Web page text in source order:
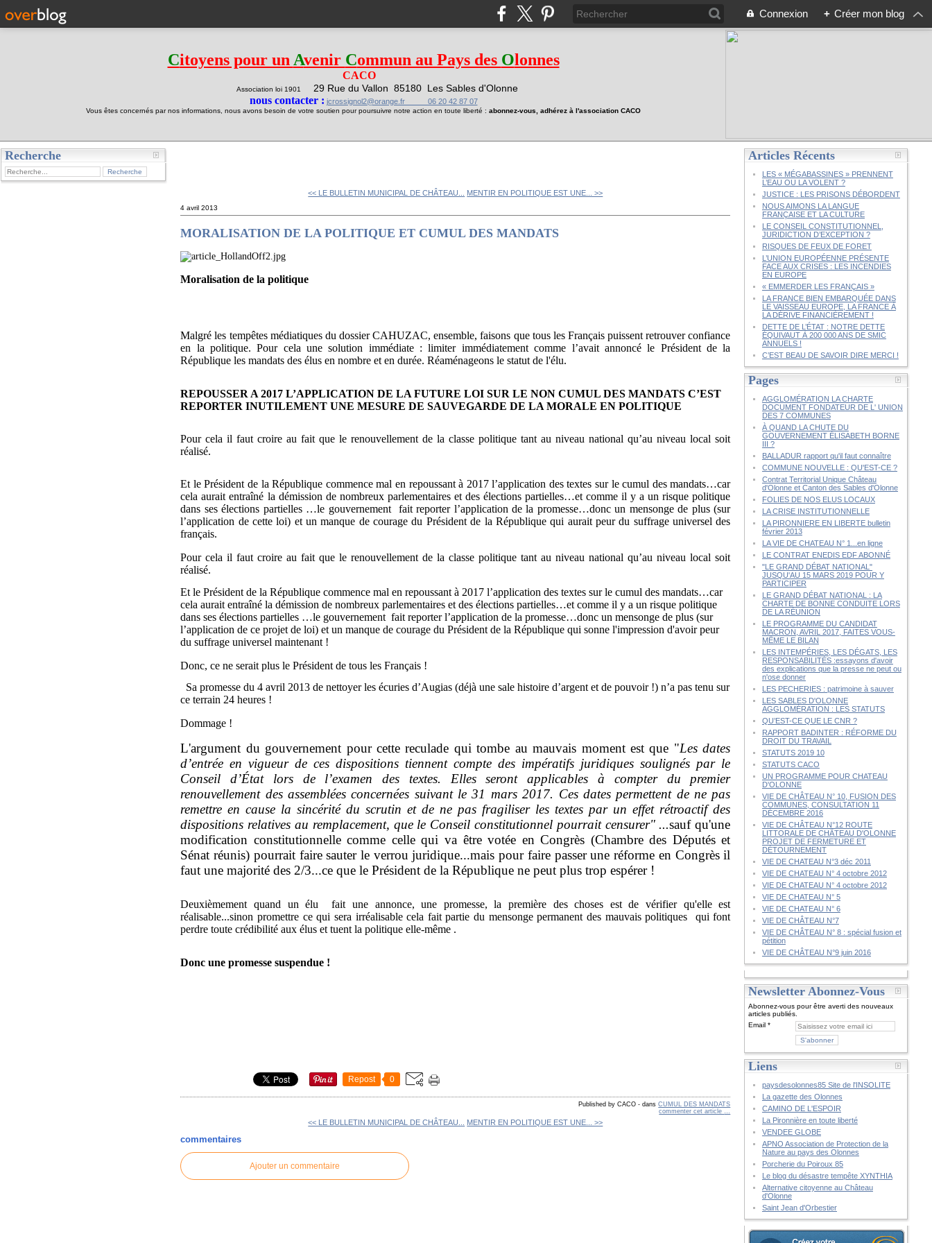
Connexion + Créer mon blog
Citoyens pour un Avenir Commun au Pays des Olonnes
CACO
Association loi 1901 29 Rue du Vallon 85180 Les Sables d'Olonne
nous contacter : jcrossignol2@orange.fr 06 20 42 87 07
Vous êtes concernés par nos informations, nous avons besoin de votre soutien pour poursuivre notre action en toute liberté : abonnez-vous, adhérez à l'association CACO
Recherche
<< LE BULLETIN MUNICIPAL DE CHÂTEAU... MENTIR EN POLITIQUE EST UNE... >>
4 avril 2013
MORALISATION DE LA POLITIQUE ET CUMUL DES MANDATS
Moralisation de la politique
Malgré les tempêtes médiatiques du dossier CAHUZAC, ensemble, faisons que tous les Français puissent retrouver confiance
en la politique. Pour cela une solution immédiate : limiter immédiatement comme l’avait annoncé le Président de la
République les mandats des élus en nombre et en durée. Réaménageons le statut de l'élu.
REPOUSSER A 2017 L’APPLICATION DE LA FUTURE LOI SUR LE NON CUMUL DES MANDATS C’EST
REPORTER INUTILEMENT UNE MESURE DE SAUVEGARDE DE LA MORALE EN POLITIQUE
Pour cela il faut croire au fait que le renouvellement de la classe politique tant au niveau national qu’au niveau local soit
réalisé.
Et le Président de la République commence mal en repoussant à 2017 l’application des textes sur le cumul des mandats…car
cela aurait entraîné la démission de nombreux parlementaires et des élections partielles…et comme il y a un risque politique
dans ses élections partielles …le gouvernement
fait reporter l’application de la promesse…donc un mensonge de plus (sur
l’application de cette loi) et un manque de courage du Président de la République qui aurait peur du suffrage universel des
français.
Pour cela il faut croire au fait que le renouvellement de la classe politique tant au niveau national qu’au niveau local soit
réalisé.
Et le Président de la République commence mal en repoussant à 2017 l’application des textes sur le cumul des mandats…car
cela aurait entraîné la démission de nombreux parlementaires et des élections partielles…et comme il y a un risque politique
dans ses élections partielles …le gouvernement fait reporter l’application de la promesse…donc un mensonge de plus (sur
l’application de ce projet de loi) et un manque de courage du Président de la République qui sonne l'impression d'avoir peur
du suffrage universel maintenant !
Donc, ce ne serait plus le Président de tous les Français !
Sa promesse du 4 avril 2013 de nettoyer les écuries d’Augias (déjà une sale histoire d’argent et de pouvoir !) n’a pas tenu sur
ce terrain 24 heures !
Dommage !
L'argument du gouvernement pour cette reculade qui tombe au mauvais moment est que "Les dates
d’entrée en vigueur de ces dispositions tiennent compte des impératifs juridiques soulignés par le
Conseil d’État lors de l’examen des textes. Elles seront applicables à compter du premier
renouvellement des assemblées concernées suivant le 31 mars 2017. Ces dates permettent de ne pas
remettre en cause la sincérité du scrutin et de ne pas fragiliser les textes par un effet rétroactif des
dispositions relatives au remplacement, que le Conseil constitutionnel pourrait censurer" ...sauf qu'une
modification constitutionnelle comme celle qui va être votée en Congrès (Chambre des Députés et
Sénat réunis) pourrait faire sauter le verrou juridique...mais pour faire passer une réforme en Congrès il
faut une majorité des 2/3...ce que le Président de la République ne peut plus trop espérer !
Deuxièmement quand un élu fait une annonce, une promesse, la première des choses est de vérifier qu'elle est
réalisable...sinon promettre ce qui sera irréalisable cela fait partie du mensonge permanent des mauvais politiques qui font
perdre toute crédibilité aux élus et tuent la politique elle-même .
Donc une promesse suspendue !
Repost 0
Published by CACO - dansCUMUL DES MANDATS
commenter cet article …
<< LE BULLETIN MUNICIPAL DE CHÂTEAU... MENTIR EN POLITIQUE EST UNE... >>
commentaires
Ajouter un commentaire
Articles Récents
LES « MÉGABASSINES » PRENNENT
L’EAU OU LA VOLENT ?
JUSTICE : LES PRISONS DÉBORDENT
NOUS AIMONS LA LANGUE
FRANÇAISE ET LA CULTURE
LE CONSEIL CONSTITUTIONNEL,
JURIDICTION D’EXCEPTION ?
RISQUES DE FEUX DE FORET
L’UNION EUROPÉENNE PRÉSENTE
FACE AUX CRISES : LES INCENDIES
EN EUROPE
« EMMERDER LES FRANÇAIS »
LA FRANCE BIEN EMBARQUÉE DANS
LE VAISSEAU EUROPE, LA FRANCE À
LA DÉRIVE FINANCIÈREMENT !
DETTE DE L’ÉTAT : NOTRE DETTE
ÉQUIVAUT À 200 000 ANS DE SMIC
ANNUELS !
C’EST BEAU DE SAVOIR DIRE MERCI !
Pages
AGGLOMÉRATION LA CHARTE
DOCUMENT FONDATEUR DE L' UNION
DES 7 COMMUNES
À QUAND LA CHUTE DU
GOUVERNEMENT ÉLISABETH BORNE
III ?
BALLADUR rapport qu'il faut connaître
COMMUNE NOUVELLE : QU'EST-CE ?
Contrat Territorial Unique Château
d'Olonne et Canton des Sables d'Olonne
FOLIES DE NOS ELUS LOCAUX
LA CRISE INSTITUTIONNELLE
LA PIRONNIERE EN LIBERTE bulletin
février 2013
LA VIE DE CHATEAU N° 1...en ligne
LE CONTRAT ENEDIS EDF ABONNÉ
"LE GRAND DÉBAT NATIONAL"
JUSQU'AU 15 MARS 2019 POUR Y
PARTICIPER
LE GRAND DÉBAT NATIONAL : LA
CHARTE DE BONNE CONDUITE LORS
DE LA RÉUNION
LE PROGRAMME DU CANDIDAT
MACRON, AVRIL 2017, FAITES VOUS-
MÊME LE BILAN
LES INTEMPÉRIES, LES DÉGATS, LES
RESPONSABILITÉS :essayons d'avoir
des explications que la presse ne peut ou
n'ose donner
LES PECHERIES : patrimoine à sauver
LES SABLES D'OLONNE
AGGLOMÉRATION : LES STATUTS
QU’EST-CE QUE LE CNR ?
RAPPORT BADINTER : RÉFORME DU
DROIT DU TRAVAIL
STATUTS 2019 10
STATUTS CACO
UN PROGRAMME POUR CHATEAU
D'OLONNE
VIE DE CHÂTEAU N° 10, FUSION DES
COMMUNES, CONSULTATION 11
DÉCEMBRE 2016
VIE DE CHÂTEAU N°12 ROUTE
LITTORALE DE CHÂTEAU D'OLONNE
PROJET DE FERMETURE ET
DÉTOURNEMENT
VIE DE CHATEAU N°3 déc 2011
VIE DE CHATEAU N° 4 octobre 2012
VIE DE CHATEAU N° 4 octobre 2012
VIE DE CHATEAU N° 5
VIE DE CHATEAU N° 6
VIE DE CHÂTEAU N°7
VIE DE CHÂTEAU N° 8 : spécial fusion et
pétition
VIE DE CHÂTEAU N°9 juin 2016
Newsletter Abonnez-Vous
Abonnez-vous pour être averti des nouveaux
articles publiés.
Email
Liens
paysdesolonnes85 Site de l'INSOLITE
La gazette des Olonnes
CAMINO DE L'ESPOIR
La Pironnière en toute liberté
VENDEE GLOBE
APNO Association de Protection de la
Nature au pays des Olonnes
Porcherie du Poiroux 85
Le blog du désastre tempête XYNTHIA
Alternative citoyenne au Château
d'Olonne
Saint Jean d'Orbestier